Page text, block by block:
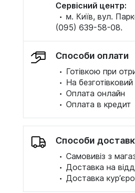
Сервісний центр:
·м. Київ, вул.
(095) 639-58-08.
Способи оплати
· Готівкою при
· На
·Оплата онлайн
·Оплата в кредит
Способи
·Самовивіз з
·Доставка на
·Доставка